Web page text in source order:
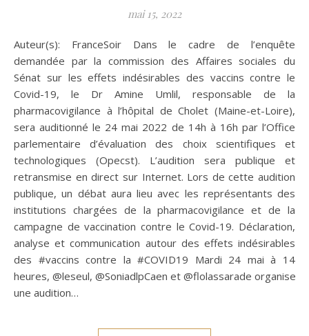
mai 15, 2022
Auteur(s): FranceSoir Dans le cadre de l’enquête
demandée par la commission des Affaires sociales du
Sénat sur les effets indésirables des vaccins contre le
Covid-19, le Dr Amine Umlil, responsable de la
pharmacovigilance à l’hôpital de Cholet (Maine-et-Loire),
sera auditionné le 24 mai 2022 de 14h à 16h par l’Office
parlementaire d’évaluation des choix scientifiques et
technologiques (Opecst). L’audition sera publique et
retransmise en direct sur Internet. Lors de cette audition
publique, un débat aura lieu avec les représentants des
institutions chargées de la pharmacovigilance et de la
campagne de vaccination contre le Covid-19. Déclaration,
analyse et communication autour des effets indésirables
des #vaccins contre la #COVID19 Mardi 24 mai à 14
heures, @leseul, @SoniadlpCaen et @flolassarade organisent
une audition…